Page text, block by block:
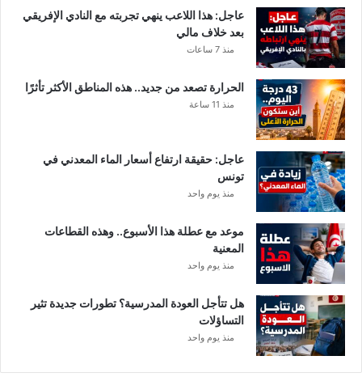
عاجل: هذا اللاعب ينهي تجربته مع النادي الإفريقي
بعد خلاف مالي
منذ 7 ساعات
الحرارة تصعد من جديد.. هذه المناطق الأكثر تأثرًا
منذ 11 ساعة
عاجل: حقيقة ارتفاع أسعار الماء المعدني في
تونس
منذ يوم واحد
موعد مع عطلة هذا الأسبوع.. وهذه القطاعات
المعنية
منذ يوم واحد
هل تتأجل العودة المدرسية؟ تطورات جديدة تثير
التساؤلات
منذ يوم واحد